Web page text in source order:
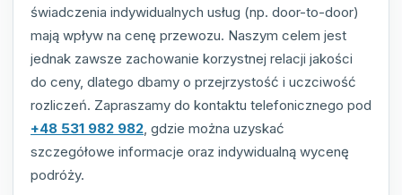
świadczenia indywidualnych usług (np. door-to-door)
mają wpływ na cenę przewozu. Naszym celem jest
jednak zawsze zachowanie korzystnej relacji jakości
do ceny, dlatego dbamy o przejrzystość i uczciwość
rozliczeń. Zapraszamy do kontaktu telefonicznego pod
+48 531 982 982 , gdzie można uzyskać
szczegółowe informacje oraz indywidualną wycenę
podróży.